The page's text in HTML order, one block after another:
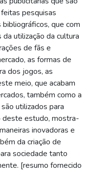
pesquisas
que com
utilização da cultura
de fãs e
as formas de
dos jogos, as
meio, que acabam
também como a
utilizados para
deste estudo, mostra-
inovadoras e
da criação de
sociedade tanto
[resumo fornecido